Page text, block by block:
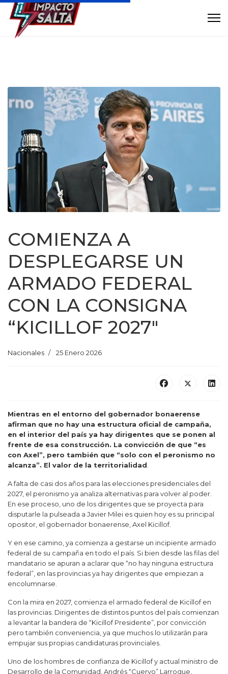
COMIENZA A
DESPLEGARSE UN
ARMADO FEDERAL
CON LA CONSIGNA
“KICILLOF 2027″
Nacionales 25 Enero 2026
Mientras en el entorno del gobernador bonaerense
afirman que no hay una estructura oficial de campaña,
en el interior del país ya hay dirigentes que se ponen al
frente de esa construcción. La convicción de que “es
con Axel”, pero también que “solo con el peronismo no
alcanza”. El valor de la territorialidad
A falta de casi dos años para las elecciones presidenciales del
2027, el peronismo ya analiza alternativas para volver al poder.
En ese proceso, uno de los dirigentes que se proyecta para
disputarle la pulseada a Javier Milei es quien hoy es su principal
opositor, el gobernador bonaerense, Axel Kicillof.
Y en ese camino, ya comienza a gestarse un incipiente armado
federal de su campaña en todo el país. Si bien desde las filas del
mandatario se apuran a aclarar que “no hay ninguna estructura
federal”, en las provincias ya hay dirigentes que empiezan a
encolumnarse.
Con la mira en 2027, comienza el armado federal de Kicillof en
las provincias. Dirigentes de distintos puntos del país comienzan
a levantar la bandera de “Kicillof Presidente”, por convicción
pero también conveniencia, ya que muchos lo utilizarán para
empujar sus propias candidaturas provinciales.
Uno de los hombres de confianza de Kicillof y actual ministro de
Desarrollo de la Comunidad, Andrés “Cuervo” Larroque,